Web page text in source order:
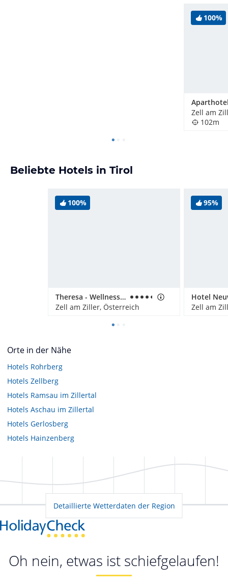
100%
Zell am
102m
Beliebte Hotels in Tirol
100%
Theresa - Wellness & Genießer Hotel
Zell am Ziller, Österreich
95%
Hotel
Zell am
Orte in der Nähe
Hotels Rohrberg
Hotels Zellberg
Hotels Ramsau im Zillertal
Hotels Aschau im Zillertal
Hotels Gerlosberg
Hotels Hainzenberg
Detaillierte Wetterdaten der Region
Oh nein, etwas ist schiefgelaufen!